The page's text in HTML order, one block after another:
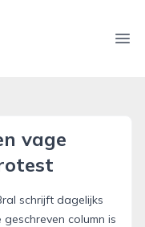
vage
schrijft dagelijks
column is